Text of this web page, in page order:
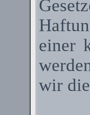
einer
wir